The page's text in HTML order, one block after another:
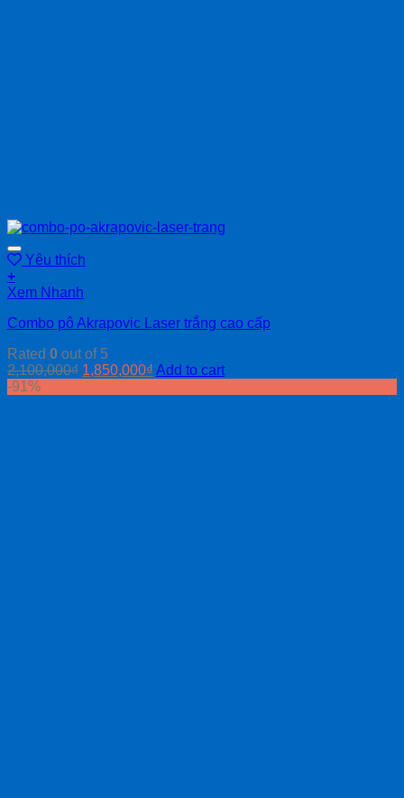
Yêu thích
+
Xem Nhanh
Combo pô Akrapovic Laser trắng cao cấp
Rated 0 out of 5
2,100,000₫ 1,850,000₫ Add to cart
-91%